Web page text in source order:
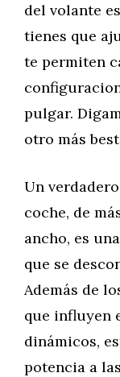
del volante
tienes que
te permiten
pulgar.
otro más
Un
coche, de
ancho, es
que se
Además de
que influyen
dinámicos,
potencia a